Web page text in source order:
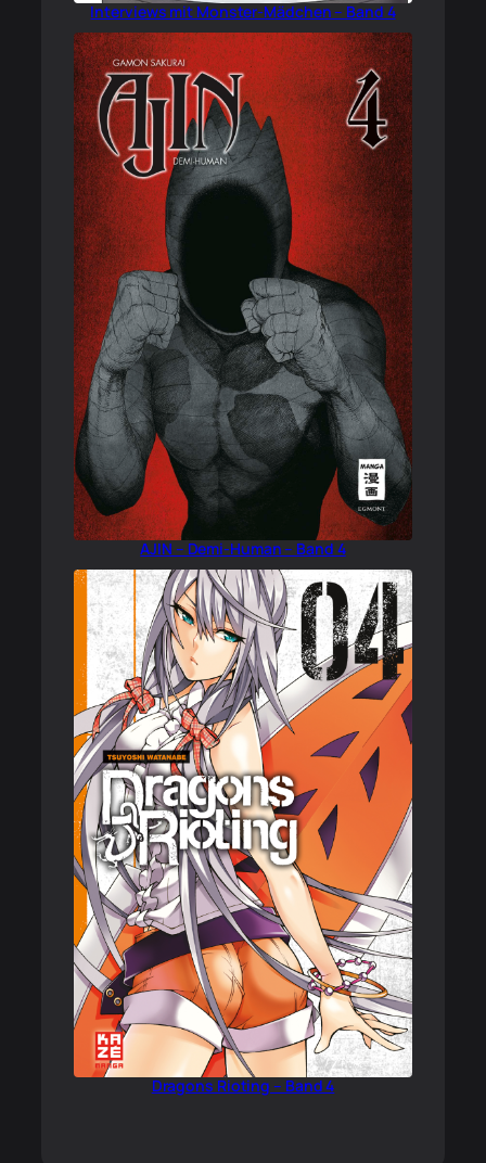
Interviews mit Monster-Mädchen – Band 4
AJIN – Demi-Human – Band 4
Dragons Rioting – Band 4